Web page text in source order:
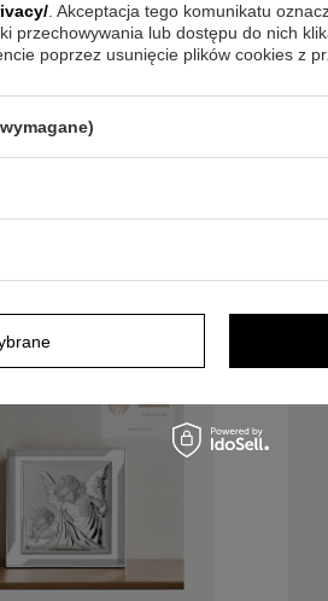
. Akceptacja tego komunikatu
przechowywania lub dostępu do nich
poprzez usunięcie plików cookies z